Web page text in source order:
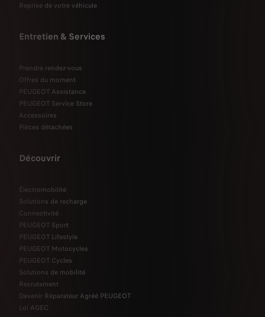
Reprise de votre véhicule
Entretien & Services
Prendre rendez-vous
Offres du moment
PEUGEOT Assistance
PEUGEOT Service Store
Accessoires
Pièces détachées
Découvrir
Électromobilité
Solutions de recharge
Connectivité
PEUGEOT Sport
PEUGEOT Lifestyle
PEUGEOT Motocycles
PEUGEOT Cycles
Solutions de mobilité
Recrutement
Devenir Réparateur Agréé PEUGEOT
Loi AGEC